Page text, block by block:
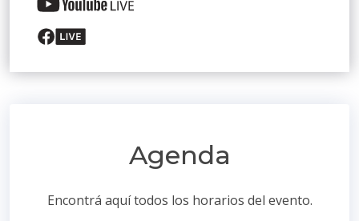
Agenda
Encontrá aquí todos los horarios del evento.